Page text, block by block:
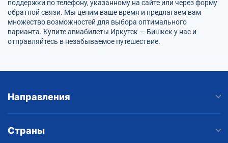
поддержки по телефону, указанному на сайте или через форму
обратной связи. Мы ценим ваше время и предлагаем вам
множество возможностей для выбора оптимального
варианта. Купите авиабилеты Иркутск — Бишкек у нас и
отправляйтесь в незабываемое путешествие.
Направления
Страны